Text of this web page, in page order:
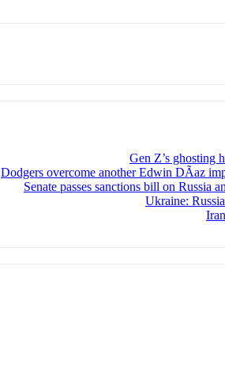
Gen Z’s ghosting
Dodgers overcome another Edwin DÃ­az
Senate passes sanctions bill on Russia
Ukraine: